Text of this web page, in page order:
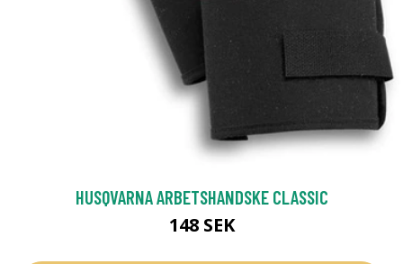
HUSQVARNA ARBETSHANDSKE CLASSIC
148 SEK